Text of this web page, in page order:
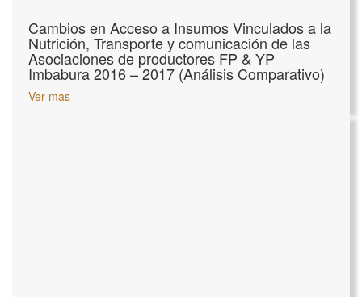
Cambios en Acceso a Insumos Vinculados a la
Nutrición, Transporte y comunicación de las
Asociaciones de productores FP & YP
Imbabura 2016 – 2017 (Análisis Comparativo)
Ver mas